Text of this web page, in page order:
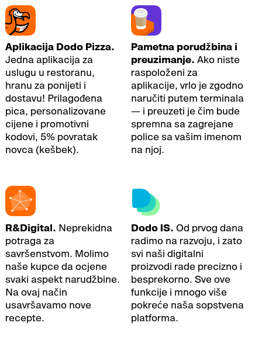
Aplikacija Dodo Pizza.
Jedna aplikacija za
uslugu u restoranu,
hranu za ponijeti i
dostavu! Prilagođena
pica, personalizovane
cijene i promotivni
kodovi, 5% povratak
novca (kešbek).
Pametna porudžbina i
preuzimanje. Ako niste
raspoloženi za
aplikacije, vrlo je zgodno
naručiti putem terminala
— i preuzeti je čim bude
spremna sa zagrejane
police sa vašim imenom
na njoj.
R&Digital. Neprekidna
potraga za
savršenstvom. Molimo
naše kupce da ocjene
svaki aspekt narudžbine.
Na ovaj način
usavršavamo nove
recepte.
Dodo IS. Od prvog dana
radimo na razvoju, i zato
svi naši digitalni
proizvodi rade precizno i
besprekorno. Sve ove
funkcije i mnogo više
pokreće naša sopstvena
platforma.